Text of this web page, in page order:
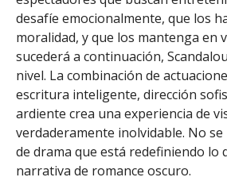
desafíe emocionalmente, que los
moralidad, y que los mantenga en
sucederá a continuación,
nivel. La combinación de
escritura inteligente, dirección
ardiente crea una experiencia de
verdaderamente inolvidable. No
de drama que está redefiniendo lo
narrativa de romance oscuro.